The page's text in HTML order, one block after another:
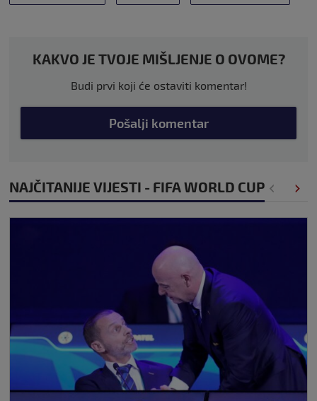
KAKVO JE TVOJE MIŠLJENJE O OVOME?
Budi prvi koji će ostaviti komentar!
Pošalji komentar
NAJČITANIJE VIJESTI - FIFA WORLD CUP